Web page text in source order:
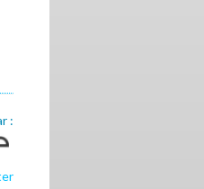
: